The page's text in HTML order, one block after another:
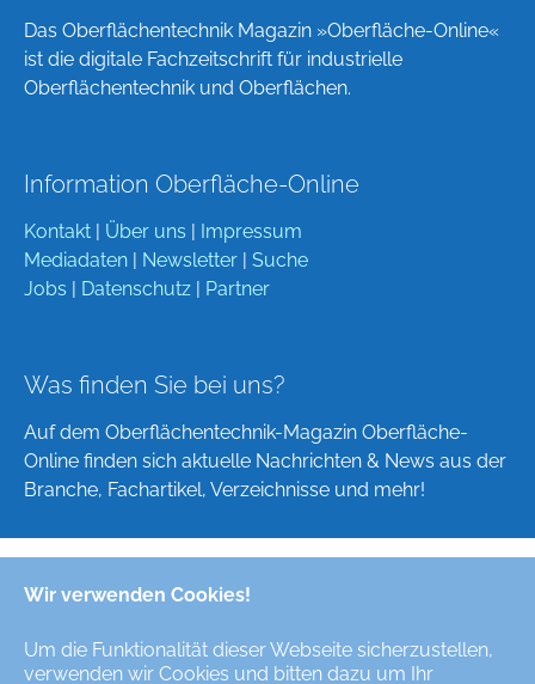
Wir verwenden Cookies!
Um die Funktionalität dieser Webseite sicherzustellen,
verwenden wir Cookies und bitten dazu um Ihr
Das Oberflächentechnik Magazin »Oberfläche-Online«
ist die digitale Fachzeitschrift für industrielle
Oberflächentechnik und Oberflächen.
Information Oberfläche-Online
Kontakt Über uns
Impressum
Mediadaten
Newsletter
Suche
Jobs
Datenschutz Partner
Was finden Sie bei uns?
Auf dem Oberflächentechnik-Magazin Oberfläche-
Online finden sich aktuelle Nachrichten & News aus der
Branche, Fachartikel, Verzeichnisse und mehr!
Deutsch